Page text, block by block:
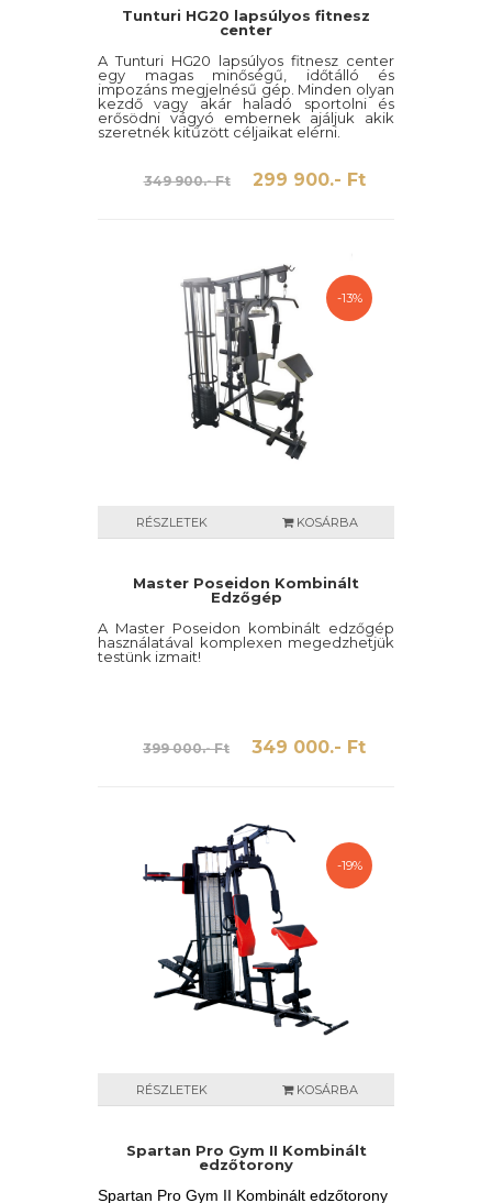
Tunturi HG20 lapsúlyos fitnesz
center
A Tunturi HG20 lapsúlyos fitnesz center
egy magas minőségű, időtálló és
impozáns megjelnésű gép. Minden olyan
kezdő vagy akár haladó sportolni és
erősödni vágyó embernek ajáljuk akik
szeretnék kitűzött céljaikat elérni.
349 900.- Ft 299 900.- Ft
-13%
RÉSZLETEK KOSÁRBA
Master Poseidon Kombinált
Edzőgép
A Master Poseidon kombinált edzőgép
használatával komplexen megedzhetjük
testünk izmait!
399 000.- Ft 349 000.- Ft
-19%
RÉSZLETEK KOSÁRBA
Spartan Pro Gym II Kombinált
edzőtorony
Spartan Pro Gym II Kombinált edzőtorony